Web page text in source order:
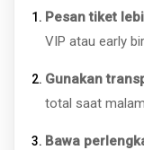
Pesan tiket
VIP atau early
Gunakan
total saat
Bawa